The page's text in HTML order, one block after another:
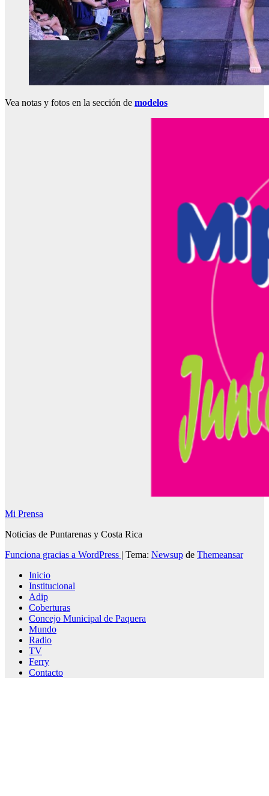
Vea notas y fotos en la sección de modelos
Mi Prensa
Noticias de Puntarenas y Costa Rica
Funciona gracias a WordPress | Tema: Newsup de Themeansar
Inicio
Institucional
Adip
Coberturas
Concejo Municipal de Paquera
Mundo
Radio
TV
Ferry
Contacto